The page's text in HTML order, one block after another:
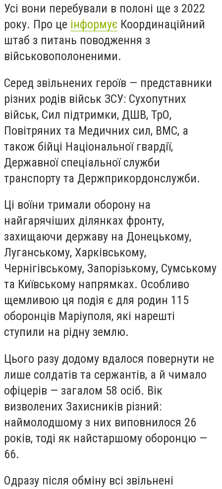
Усі вони перебували в полоні ще з 2022
року. Про це інформує Координаційний
штаб з питань поводження з
військовополоненими.
Серед звільнених героїв — представники
різних родів військ ЗСУ: Сухопутних
військ, Сил підтримки, ДШВ, ТрО,
Повітряних та Медичних сил, ВМС, а
також бійці Національної гвардії,
Державної спеціальної служби
транспорту та Держприкордонслужби.
Ці воїни тримали оборону на
найгарячіших ділянках фронту,
захищаючи державу на Донецькому,
Луганському, Харківському,
Чернігівському, Запорізькому, Сумському
та Київському напрямках. Особливо
щемливою ця подія є для родин 115
оборонців Маріуполя, які нарешті
ступили на рідну землю.
Цього разу додому вдалося повернути не
лише солдатів та сержантів, а й чимало
офіцерів — загалом 58 осіб. Вік
визволених Захисників різний:
наймолодшому з них виповнилося 26
років, тоді як найстаршому оборонцю —
66.
Одразу після обміну всі звільнені